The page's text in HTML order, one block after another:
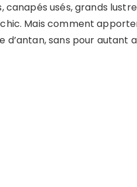
canapés usés, grands
Mais comment
d’antan, sans pour autant